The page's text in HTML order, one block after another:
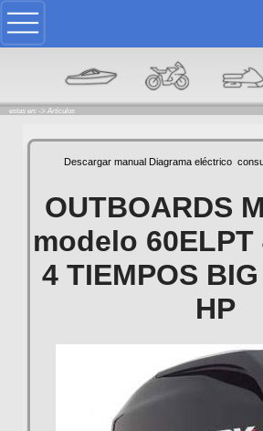
estas en: -> Articulos
Descargar manual Diagrama eléctrico
OUTBOARDS
modelo 60ELPT
4 TIEMPOS
HP